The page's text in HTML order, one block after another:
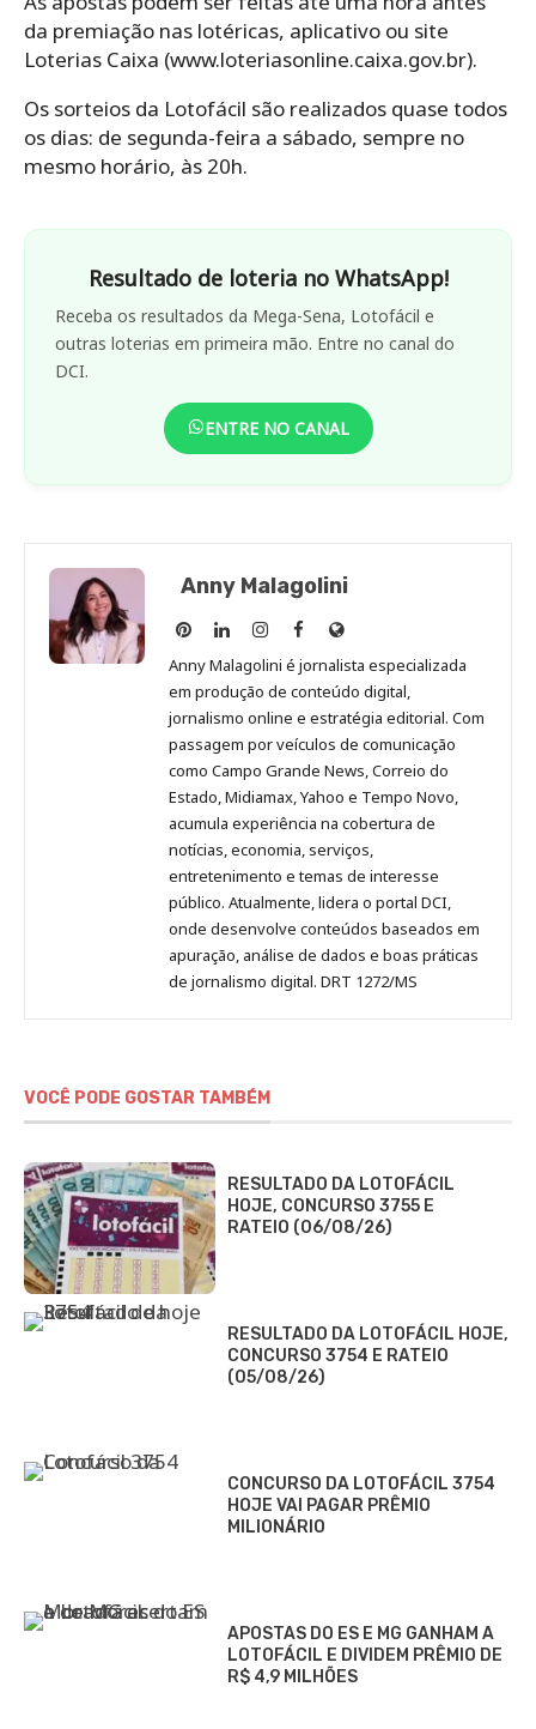
da premiação nas lotéricas, aplicativo ou site
Loterias Caixa (www.loteriasonline.caixa.gov.br).
Os‌ ‌sorteios‌ ‌da‌ ‌Lotofácil‌ ‌são‌ ‌realizados‌ ‌quase‌ ‌todos‌
‌os‌ ‌dias: de‌ ‌segunda-feira‌ ‌a‌ ‌sábado,‌ ‌sempre‌ ‌no‌
‌mesmo‌ ‌horário,‌ ‌às‌ ‌20h.
Resultado de loteria no WhatsApp!
Receba os resultados da Mega-Sena, Lotofácil e
outras loterias em primeira mão. Entre no canal do
DCI.
ENTRE NO CANAL
Anny Malagolini
Anny
Malagolini
no
Pinterest
Anny
Malagolini
no
LinkedIn
Anny
Malagolini
no
Instagram
Anny
Malagolini
no
Facebook
Site
de
Anny
Malagolini
Anny Malagolini é jornalista especializada
em produção de conteúdo digital,
jornalismo online e estratégia editorial. Com
passagem por veículos de comunicação
como Campo Grande News, Correio do
Estado, Midiamax, Yahoo e Tempo Novo,
acumula experiência na cobertura de
notícias, economia, serviços,
entretenimento e temas de interesse
público. Atualmente, lidera o portal DCI,
onde desenvolve conteúdos baseados em
apuração, análise de dados e boas práticas
de jornalismo digital. DRT 1272/MS
VOCÊ PODE GOSTAR TAMBÉM
RESULTADO DA LOTOFÁCIL
HOJE, CONCURSO 3755 E
RATEIO (06/08/26)
RESULTADO DA LOTOFÁCIL HOJE,
CONCURSO 3754 E RATEIO
(05/08/26)
CONCURSO DA LOTOFÁCIL 3754
HOJE VAI PAGAR PRÊMIO
MILIONÁRIO
APOSTAS DO ES E MG GANHAM A
LOTOFÁCIL E DIVIDEM PRÊMIO DE
R$ 4,9 MILHÕES